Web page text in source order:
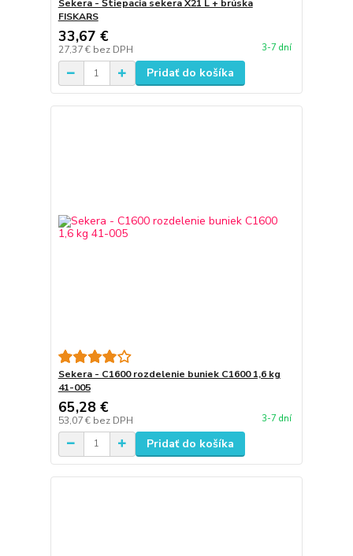
Sekera - Štiepacia sekera X21 L + brúska
FISKARS
33,67 €
27,37 € bez DPH 3-7 dní
Pridať do košíka
Sekera - C1600 rozdelenie buniek C1600 1,6 kg
41-005
65,28 €
53,07 € bez DPH 3-7 dní
Pridať do košíka